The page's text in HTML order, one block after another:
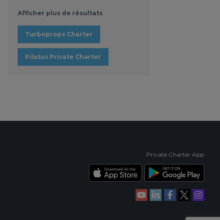
Afficher plus de résultats
Turboprops Charter
Pilatus Private Charter
Private Charter App